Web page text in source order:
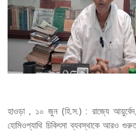
হাওড়া , ১০ জুন (হি.স.) : রাজ্যে
হোমিওপ্যাথি চিকিৎসা ব্যবস্থাকে আরও